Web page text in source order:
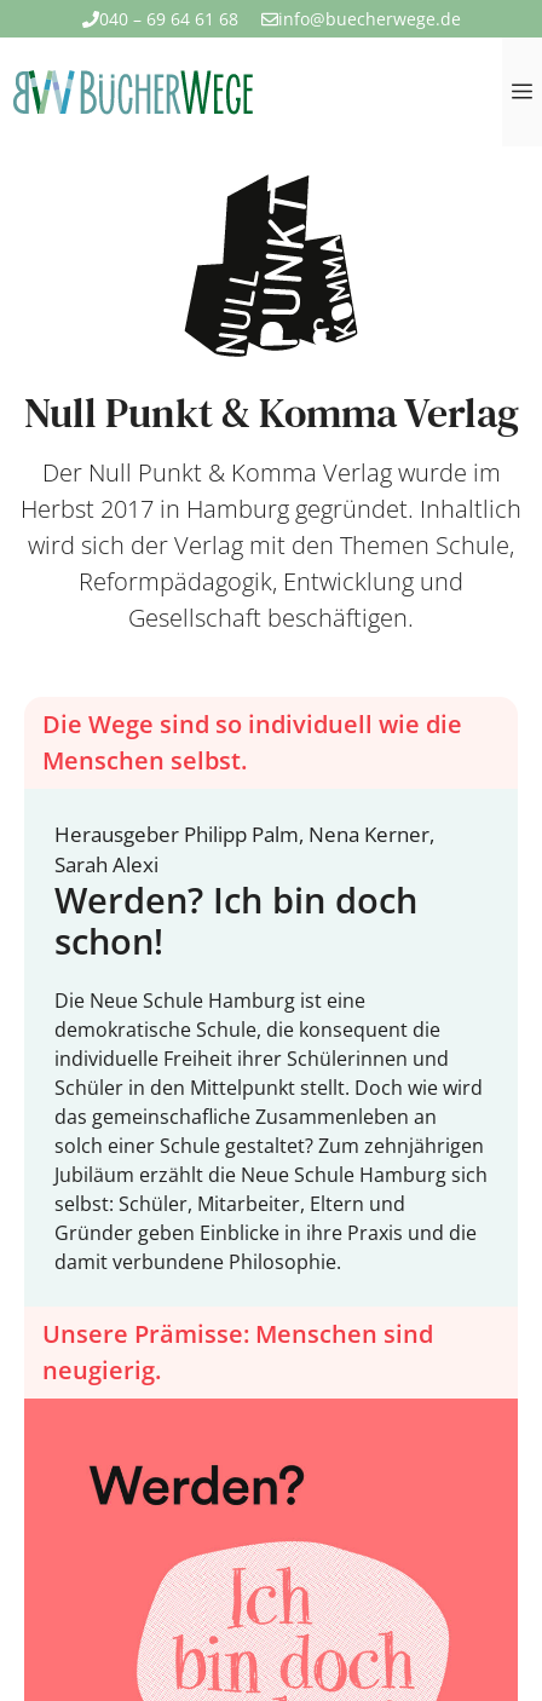
Inhalt
springen
040 – 69 64 61 68 info@buecherwege.de
Null Punkt & Komma Verlag
Der Null Punkt & Komma Verlag wurde im
Herbst 2017 in Hamburg gegründet. Inhaltlich
wird sich der Verlag mit den Themen Schule,
Reformpädagogik, Entwicklung und
Gesellschaft beschäftigen.
Die Wege sind so individuell wie die
Menschen selbst.
Herausgeber Philipp Palm, Nena Kerner,
Sarah Alexi
Werden? Ich bin doch
schon!
Die Neue Schule Hamburg ist eine
demokratische Schule, die konsequent die
individuelle Freiheit ihrer Schülerinnen und
Schüler in den Mittelpunkt stellt. Doch wie wird
das gemeinschafliche Zusammenleben an
solch einer Schule gestaltet? Zum zehnjährigen
Jubiläum erzählt die Neue Schule Hamburg sich
selbst: Schüler, Mitarbeiter, Eltern und
Gründer geben Einblicke in ihre Praxis und die
damit verbundene Philosophie.
Unsere Prämisse: Menschen sind
neugierig.